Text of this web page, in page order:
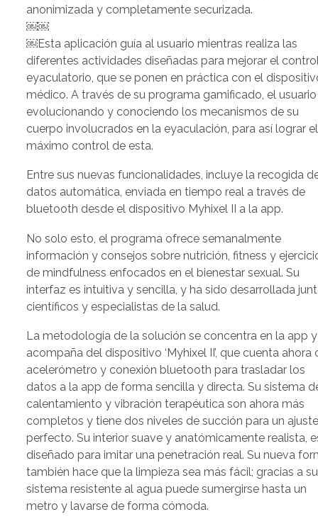
anonimizada y completamente securizada.
￼￼
￼Esta aplicación guía al usuario mientras realiza las
diferentes actividades diseñadas para mejorar el
eyaculatorio, que se ponen en práctica con el
médico. A través de su programa gamificado, el
evolucionando y conociendo los mecanismos de su
cuerpo involucrados en la eyaculación, para así lograr el
máximo control de esta.
Entre sus nuevas funcionalidades, incluye la recogida
datos automática, enviada en tiempo real a través de
bluetooth desde el dispositivo Myhixel II a la app.
No solo esto, el programa ofrece semanalmente
información y consejos sobre nutrición, fitness y
de mindfulness enfocados en el bienestar sexual. Su
interfaz es intuitiva y sencilla, y ha sido desarrollada
científicos y especialistas de la salud.
La metodología de la solución se concentra en la app
acompaña del dispositivo ‘Myhixel II’, que cuenta ahora
acelerómetro y conexión bluetooth para trasladar los
datos a la app de forma sencilla y directa. Su sistema
calentamiento y vibración terapéutica son ahora más
completos y tiene dos niveles de succión para un
perfecto. Su interior suave y anatómicamente realista,
diseñado para imitar una penetración real. Su nueva
también hace que la limpieza sea más fácil; gracias a su
sistema resistente al agua puede sumergirse hasta un
metro y lavarse de forma cómoda.